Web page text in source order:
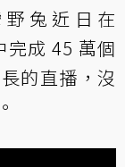
兔近日在
完成 45 萬個
的直播，沒